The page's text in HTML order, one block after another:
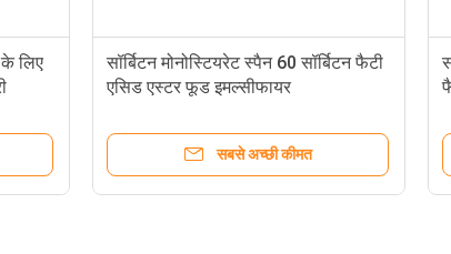
सॉर्बिटन मोनोस्टियरेट को छोटा करने के लिए
प्राकृतिक कोषेर प्रमाणित पायसीकारी
सबसे अच्छी कीमत